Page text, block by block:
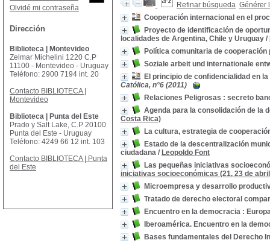
Refinar búsqueda Générer
Cooperación internacional en el
Proyecto de identificación de
localidades de Argentina, Chile y Uruguay /
Política comunitaria de cooperación
Soziale arbeit und internationale
El principio de confidencialidad en
Católica, n°6 (2011)
Relaciones Peligrosas : secreto
Agenda para la consolidación de la
Costa Rica)
La cultura, estrategia de
Estado de la descentralización
ciudadana / Leopoldo Font
Las pequeñas iniciativas
iniciativas socioeconómicas (21, 23 de
Microempresa y desarrollo
Tratado de derecho electoral
Encuentro en la democracia :
Iberoamérica. Encuentro en la
Bases fundamentales del Derecho
Olvidé mi contraseña
Dirección
Biblioteca | Montevideo
Zelmar Michelini 1220 C.P
11100 - Montevideo - Uruguay
Teléfono: 2900 7194 int. 20
Contacto BIBLIOTECA |
Montevideo
Biblioteca | Punta del Este
Prado y Salt Lake, C.P 20100
Punta del Este - Uruguay
Teléfono: 4249 66 12 int. 103
Contacto BIBLIOTECA | Punta
del Este